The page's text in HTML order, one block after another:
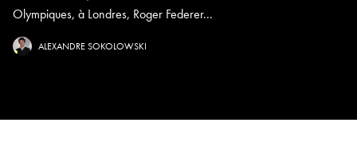
Olympiques, à Londres, Roger Federer...
ALEXANDRE SOKOLOWSKI